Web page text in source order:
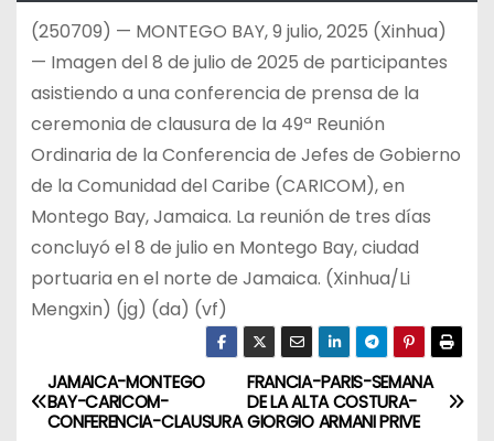
(250709) — MONTEGO BAY, 9 julio, 2025 (Xinhua)
— Imagen del 8 de julio de 2025 de participantes
asistiendo a una conferencia de prensa de la
ceremonia de clausura de la 49ª Reunión
Ordinaria de la Conferencia de Jefes de Gobierno
de la Comunidad del Caribe (CARICOM), en
Montego Bay, Jamaica. La reunión de tres días
concluyó el 8 de julio en Montego Bay, ciudad
portuaria en el norte de Jamaica. (Xinhua/Li
Mengxin) (jg) (da) (vf)
N
FRANCIA-PARIS-SEMANA
DE LA ALTA COSTURA-
GIORGIO ARMANI PRIVE
JAMAICA-MONTEGO
BAY-CARICOM-
CONFERENCIA-CLAUSURA